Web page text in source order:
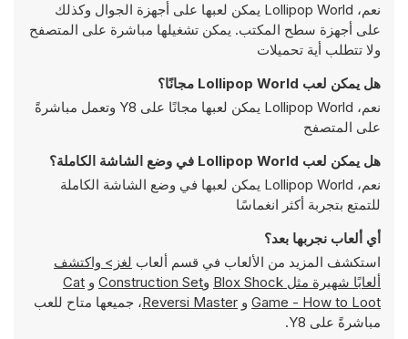
نعم، Lollipop World يمكن لعبها على أجهزة الجوال وكذلك
على أجهزة سطح المكتب. يمكن تشغيلها مباشرة على المتصفح
ولا تتطلب أية تحميلات
هل يمكن لعب Lollipop World مجانًا؟
نعم، Lollipop World يمكن لعبها مجانًا على Y8 وتعمل مباشرةً
على المتصفح
هل يمكن لعب Lollipop World في وضع الشاشة الكاملة؟
نعم، Lollipop World يمكن لعبها في وضع الشاشة الكاملة
للتمتع بتجربة أكثر انغماسًا
أي ألعاب نجربها بعد؟
استكشف المزيد من الألعاب في قسم ألعاب
لغز> واكتشف
ألعابًا شهيرة مثل Blox Shock وConstruction Set و Cat
Game - How to Loot و Reversi Master، جميعها متاح للعب
مباشرةً على Y8.